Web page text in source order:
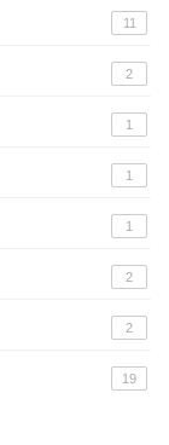
11
2
1
1
1
2
2
19